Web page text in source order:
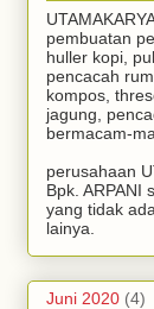
pembuatan
huller kopi,
pencacah
kompos,
jagung,
bermacam-
perusahaan
Bpk. ARPANI
yang tidak
lainya.
Juni 2020 (4)